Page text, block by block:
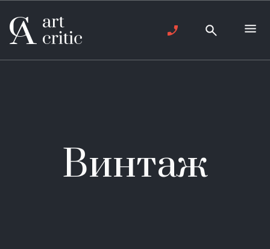
Винтаж